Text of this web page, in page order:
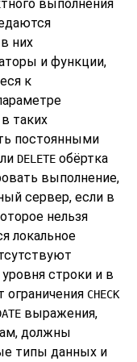
выполнения
них
и функции,
к
таких
постоянными
DELETE обёртка
выполнение,
сервер, если в
нельзя
локальное
уровня строки и в
ограничения CHECK
выражения,
должны
типы данных и